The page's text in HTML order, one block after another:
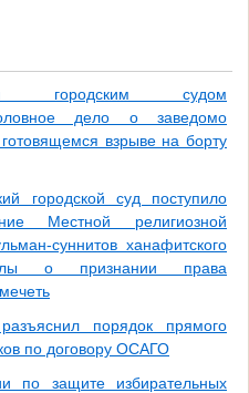
городским судом
дело о заведомо
взрыве на борту
городской суд поступило
Местной религиозной
суннитов ханафитского
о признании права
порядок прямого
по договору ОСАГО
по защите избирательных